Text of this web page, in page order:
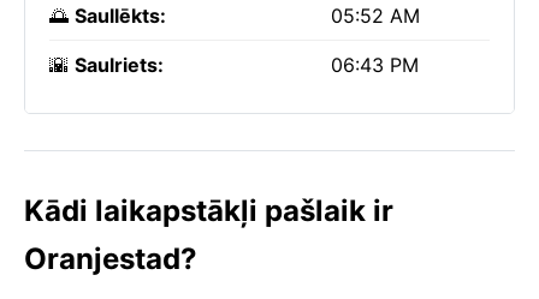
🌅 Saullēkts: 05:52 AM
🌇 Saulriets: 06:43 PM
Kādi laikapstākļi pašlaik ir
Oranjestad?